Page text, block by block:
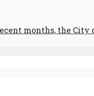
months, the